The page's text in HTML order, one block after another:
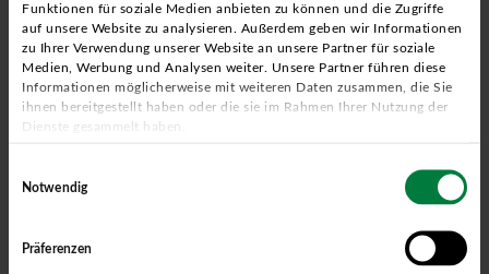
Funktionen für soziale Medien anbieten zu können und die Zugriffe
auf unsere Website zu analysieren. Außerdem geben wir Informationen
zu Ihrer Verwendung unserer Website an unsere Partner für soziale
Medien, Werbung und Analysen weiter. Unsere Partner führen diese
Informationen möglicherweise mit weiteren Daten zusammen, die Sie
ihnen bereitgestellt haben oder die sie im Rahmen Ihrer Nutzung der
Dienste gesammelt haben.
Notwendig
Präferenzen
30.06.2015 Industrie, Handel & Gewerbe
Bode berät bei der Informationsveranstaltung
der IHK
Am 26. Juni 2015 fand die Informationsveranstaltung “Das
Verpflichtende Energieaudits für Nicht-KMU” bei der IHK Nord